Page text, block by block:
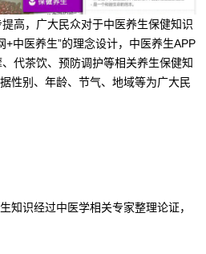
高，广大民众对于中医养生保健知识
+中医养生”的理念设计，中医养生APP
代茶饮、预防调护等相关养生保健知
性别、年龄、节气、地域等为广大民
知识经过中医学相关专家整理论证，